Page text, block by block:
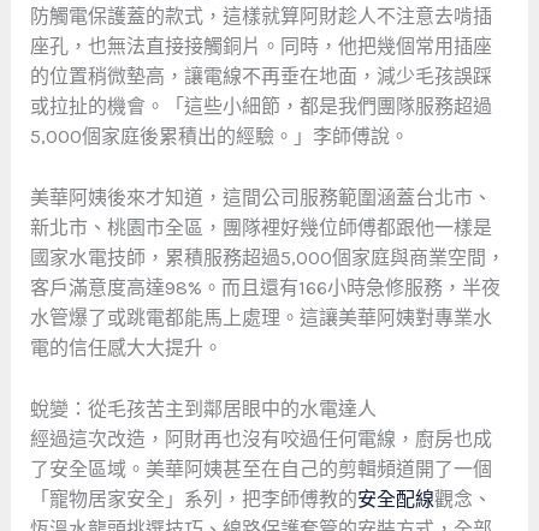
防觸電保護蓋的款式，這樣就算阿財趁人不注意去啃插
座孔，也無法直接接觸銅片。同時，他把幾個常用插座
的位置稍微墊高，讓電線不再垂在地面，減少毛孩誤踩
或拉扯的機會。「這些小細節，都是我們團隊服務超過
5,000個家庭後累積出的經驗。」李師傅說。
美華阿姨後來才知道，這間公司服務範圍涵蓋台北市、
新北市、桃園市全區，團隊裡好幾位師傅都跟他一樣是
國家水電技師，累積服務超過5,000個家庭與商業空間，
客戶滿意度高達98%。而且還有166小時急修服務，半夜
水管爆了或跳電都能馬上處理。這讓美華阿姨對專業水
電的信任感大大提升。
蛻變：從毛孩苦主到鄰居眼中的水電達人
經過這次改造，阿財再也沒有咬過任何電線，廚房也成
了安全區域。美華阿姨甚至在自己的剪輯頻道開了一個
「寵物居家安全」系列，把李師傅教的安全配線觀念、